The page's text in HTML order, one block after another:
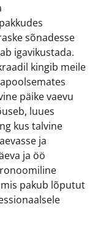
sõnadesse
igavikustada.
kingib meile
päike vaevu
luues
kus talvine
ja
ja öö
pakub lõputut